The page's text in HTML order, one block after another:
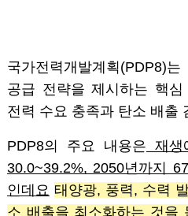
국가전력개발계획(PDP8)
공급 전략을 제시하는 핵심
전력 수요 충족과 탄소 배출
PDP8의 주요 내용은 재생
30.0~39.2%, 2050년까지
인데요 태양광, 풍력, 수력
소 배출을 최소화하는 것을